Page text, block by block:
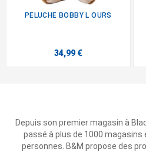
PELUCHE BOBBY L OURS
34,99 €
Depuis son premier magasin à
passé à plus de 1000 magasins
personnes. B&M propose des